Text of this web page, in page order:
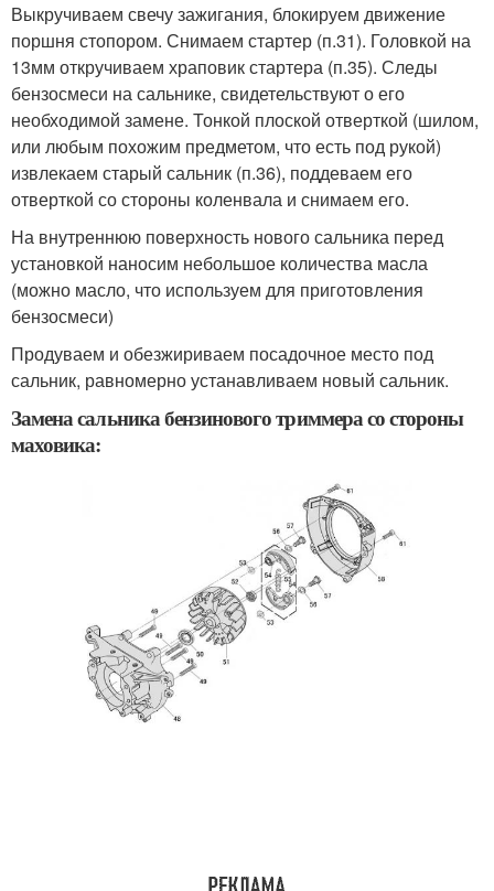
Выкручиваем свечу зажигания, блокируем движение
поршня стопором. Снимаем стартер (п.31). Головкой на
13мм откручиваем храповик стартера (п.35). Следы
бензосмеси на сальнике, свидетельствуют о его
необходимой замене. Тонкой плоской отверткой (шилом,
или любым похожим предметом, что есть под рукой)
извлекаем старый сальник (п.36), поддеваем его
отверткой со стороны коленвала и снимаем его.
На внутреннюю поверхность нового сальника перед
установкой наносим небольшое количества масла
(можно масло, что используем для приготовления
бензосмеси)
Продуваем и обезжириваем посадочное место под
сальник, равномерно устанавливаем новый сальник.
Замена сальника бензинового триммера со стороны
маховика: